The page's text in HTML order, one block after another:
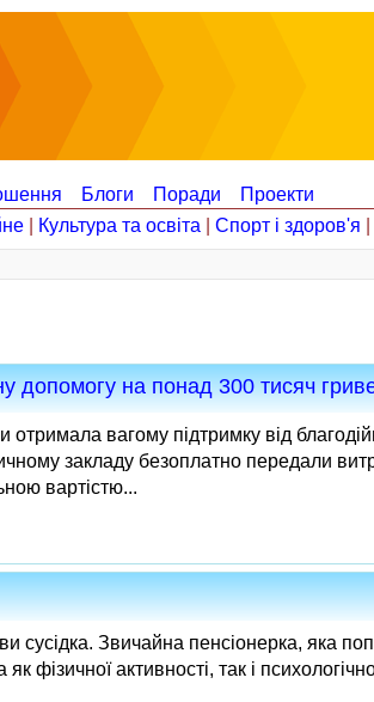
Блоги Поради
Проекти
Культура та освіта Спорт і здоров'я
допомогу на понад 300 тисяч
отримала вагому підтримку від
закладу безоплатно передали
вартістю...
сусідка. Звичайна пенсіонерка, яка
фізичної активності, так і